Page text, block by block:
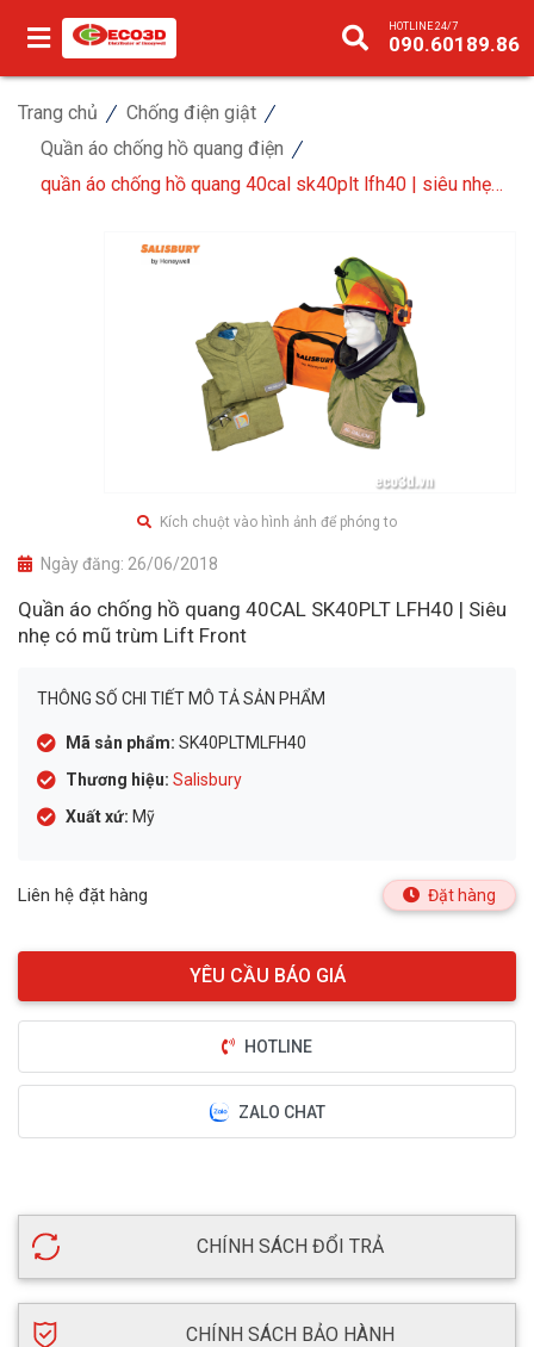
HOTLINE 24/7
090.60189.86
Trang chủ
Chống điện giật
Quần áo chống hồ quang điện
quần áo chống hồ quang 40cal sk40plt lfh40 | siêu nhẹ
Kích chuột vào hình ảnh để phóng to
Ngày đăng: 26/06/2018
Quần áo chống hồ quang 40CAL SK40PLT LFH40 | Siêu
nhẹ có mũ trùm Lift Front
THÔNG SỐ CHI TIẾT MÔ TẢ SẢN PHẨM
Mã sản phẩm: SK40PLTMLFH40
Thương hiệu: Salisbury
Xuất xứ: Mỹ
Liên hệ đặt hàng Đặt hàng
HOTLINE
ZALO CHAT
CHÍNH SÁCH ĐỔI TRẢ
CHÍNH SÁCH BẢO HÀNH